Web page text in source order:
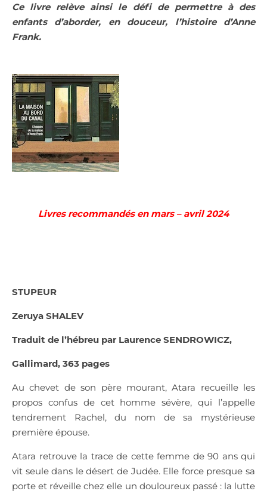
Ce livre relève ainsi le défi de permettre à des
enfants d’aborder, en douceur, l’histoire d’Anne
Frank.
Livres recommandés en mars – avril 2024
STUPEUR
Zeruya SHALEV
Traduit de l’hébreu par Laurence SENDROWICZ,
Gallimard, 363 pages
Au chevet de son père mourant, Atara recueille les
propos confus de cet homme sévère, qui l’appelle
tendrement Rachel, du nom de sa mystérieuse
première épouse.
Atara retrouve la trace de cette femme de 90 ans qui
vit seule dans le désert de Judée. Elle force presque sa
porte et réveille chez elle un douloureux passé : la lutte